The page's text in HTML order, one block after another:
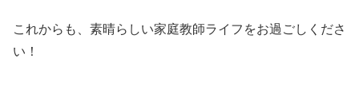
これからも、素晴らしい家庭教師ライフをお過ごしくださ
い！